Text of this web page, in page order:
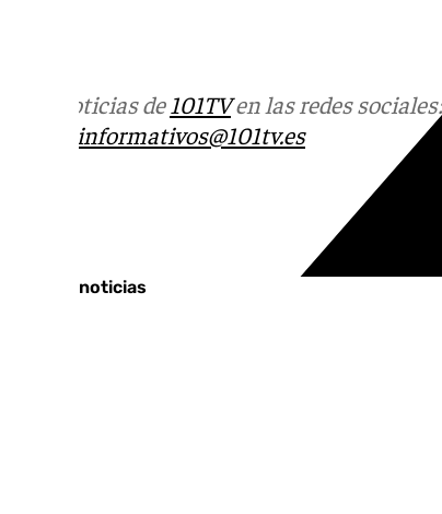
Más noticias de 101TVen las redes
informativos@101tv.es
Últimas noticias